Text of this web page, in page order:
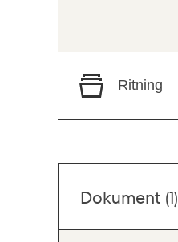
Ritning
Dokument (1)